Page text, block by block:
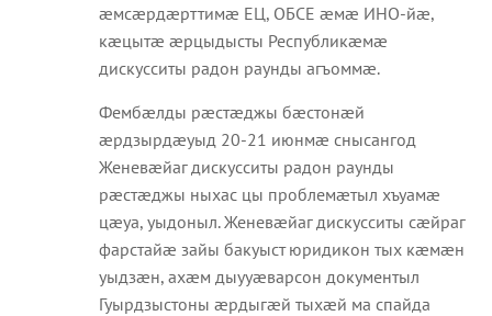
æмсæрдæрттимæ ЕЦ, ОБСЕ æмæ ИНО-йæ,
кæцытæ æрцыдысты Республикæмæ
дискусситы радон раунды агъоммæ.
Фембæлды рæстæджы бæстонæй
æрдзырдæуыд 20-21 июнмæ снысангод
Женевæйаг дискусситы радон раунды
рæстæджы ныхас цы проблемæтыл хъуамæ
цæуа, уыдоныл. Женевæйаг дискусситы сæйраг
фарстайæ зайы бакуыст юридикон тых кæмæн
уыдзæн, ахæм дыууæварсон документыл
Гуырдзыстоны æрдыгæй тыхæй ма спайда